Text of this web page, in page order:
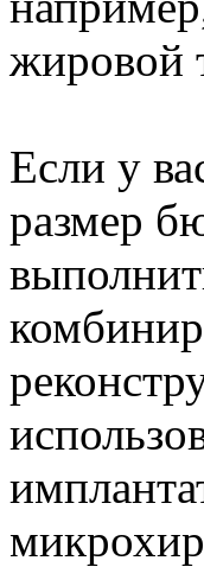
жировой
Если у
размер